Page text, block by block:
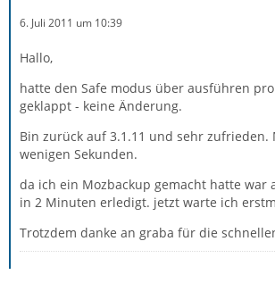
6. Juli 2011 um 10:39
Hallo,
hatte den Safe modus über ausführen
geklappt - keine Änderung.
Bin zurück auf 3.1.11 und sehr
wenigen Sekunden.
da ich ein Mozbackup gemacht hatte war
in 2 Minuten erledigt. jetzt warte ich
Trotzdem danke an graba für die